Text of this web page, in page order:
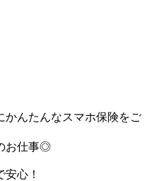
かんたんなスマホ保険をご
お仕事◎
心！